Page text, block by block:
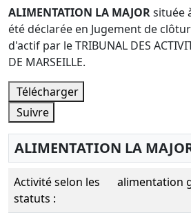
ALIMENTATION LA MAJORsituée
été déclarée en Jugement de
d'actif par le TRIBUNAL DES
DE MARSEILLE.
Télécharger
Suivre
ALIMENTATION LA
Activité selon les
statuts :
alimentation